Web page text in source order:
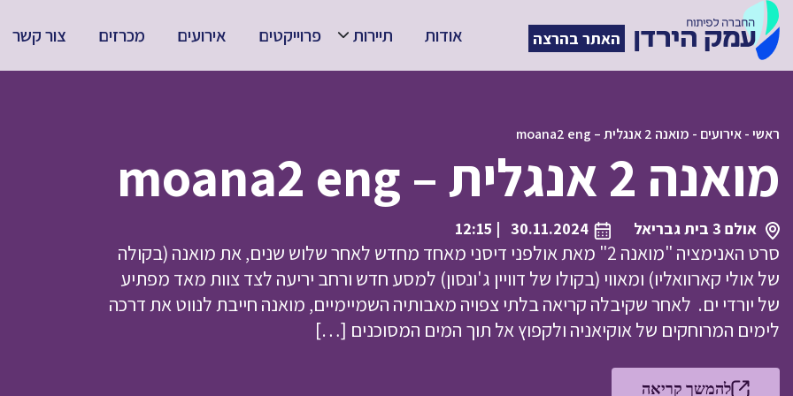
האתר בהרצה אודות תיירות פרוייקטים אירועים מכרזים צור קשר
ראשי-אירועים - מואנה 2 אנגלית – moana2 eng
מואנה 2 אנגלית – moana2 eng
אולם 3 בית גבריאל 30.11.2024
| 12:15
סרט האנימציה "מואנה 2" מאת אולפני דיסני מאחד מחדש לאחר שלוש שנים, את מואנה (בקולה
של אולי קארוואליו) ומאווי (בקולו של דוויין ג'ונסון) למסע חדש ורחב יריעה לצד צוות מאד מפתיע
של יורדי ים. לאחר שקיבלה קריאה בלתי צפויה מאבותיה השמיימיים, מואנה חייבת לנווט את דרכה
לימים המרוחקים של אוקיאניה ולקפוץ אל תוך המים המסוכנים […]
להמשך קריאה